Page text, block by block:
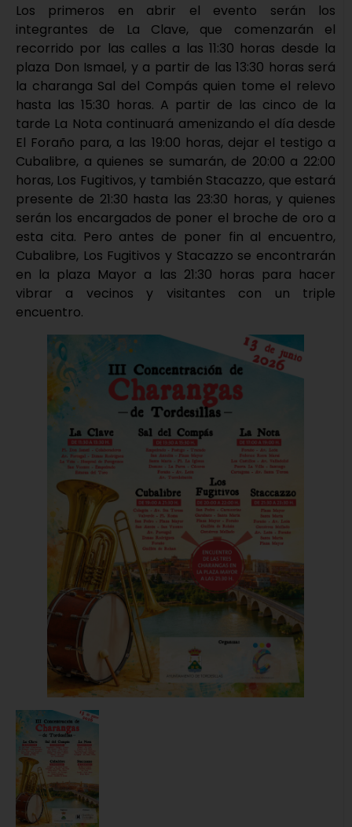
Los primeros en abrir el evento serán los
integrantes de La Clave, que comenzarán el
recorrido por las calles a las 11:30 horas desde la
plaza Don Ismael, y a partir de las 13:30 horas será
la charanga Sal del Compás quien tome el relevo
hasta las 15:30 horas. A partir de las cinco de la
tarde La Nota continuará amenizando el día desde
El Foraño para, a las 19:00 horas, dejar el testigo a
Cubalibre, a quienes se sumarán, de 20:00 a 22:00
horas, Los Fugitivos, y también Stacazzo, que estará
presente de 21:30 hasta las 23:30 horas, y quienes
serán los encargados de poner el broche de oro a
esta cita. Pero antes de poner fin al encuentro,
Cubalibre, Los Fugitivos y Stacazzo se encontrarán
en la plaza Mayor a las 21:30 horas para hacer
vibrar a vecinos y visitantes con un triple
encuentro.